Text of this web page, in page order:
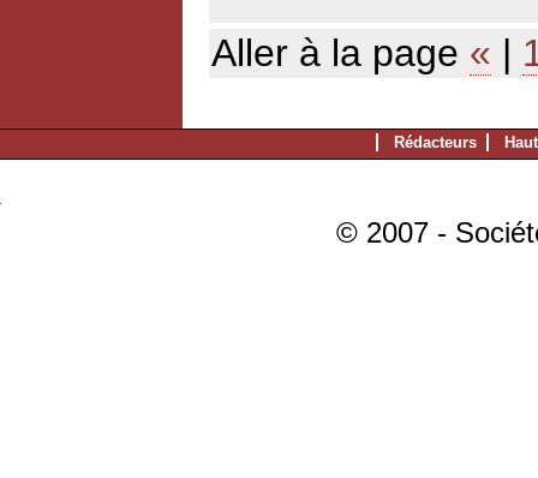
Aller à la page « |
Rédacteurs
© 2007 -